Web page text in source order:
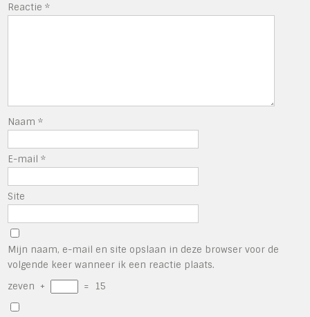
Reactie*
Naam*
E-mail*
Site
Mijn naam, e-mail en site opslaan in deze browser voor de
volgende keer wanneer ik een reactie plaats.
zeven + = 15